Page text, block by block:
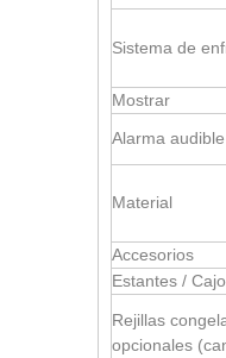
Sistema de
Mostrar
Alarma
Material
Accesorios
Estantes /
Rejillas
opcionales